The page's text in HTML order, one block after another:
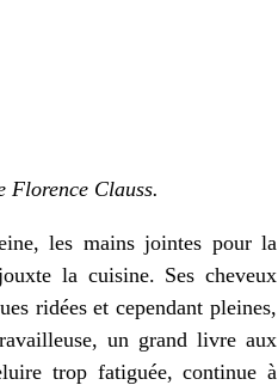
Florence Clauss.
les mains jointes pour la
la cuisine. Ses cheveux
ridées et cependant pleines,
un grand livre aux
trop fatiguée, continue à